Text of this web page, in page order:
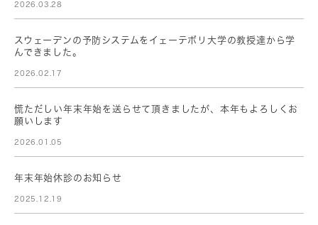
2026.03.28
スウェーデンの予防システムをイェーテボリ大学の教授達から学
んできました。
2026.02.17
慌ただしい年末年始を送らせて頂きましたが、本年もよろしくお
願いします
2026.01.05
年末年始休診のお知らせ
2025.12.19